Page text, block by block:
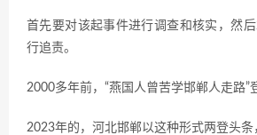
首先要对该起事件进行调查和核实，然
行追责。
2000多年前，“燕国人曾苦学邯郸人走路”
2023年的，河北邯郸以这种形式两登头条